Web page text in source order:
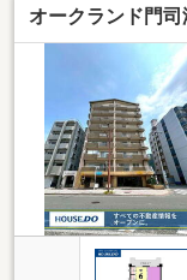
サロンな
な住宅街
しに便利
のお買い
オークランド門